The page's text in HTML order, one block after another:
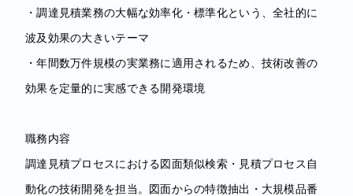
・調達見積業務の大幅な効率化・標準化という、全社的に
波及効果の大きいテーマ
・年間数万件規模の実業務に適用されるため、技術改善の
効果を定量的に実感できる開発環境
職務内容
調達見積プロセスにおける図面類似検索・見積プロセス自
動化の技術開発を担当。図面からの特徴抽出・大規模品番